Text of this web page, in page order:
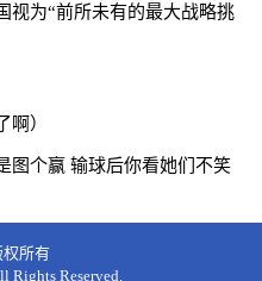
视为“前所未有的最大战略挑
）
图个赢 输球后你看她们不笑
权所有
Rights Reserved.